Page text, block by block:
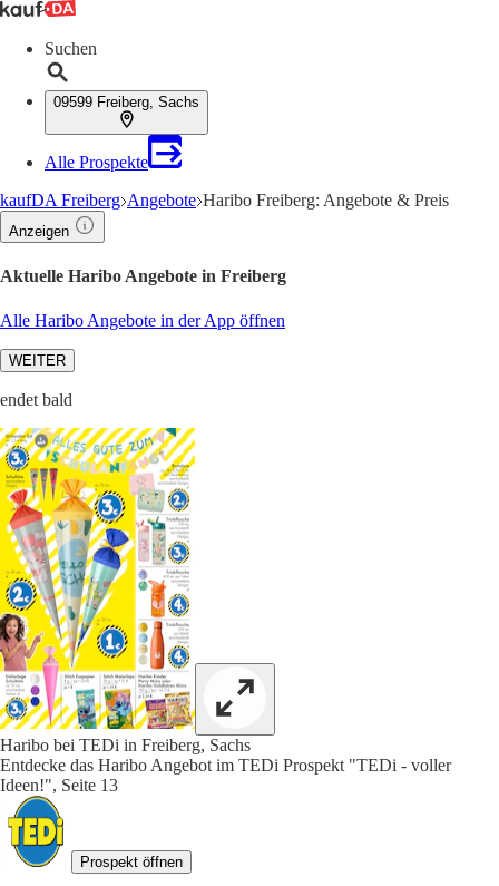
Suchen
09599 Freiberg, Sachs
Alle Prospekte
kaufDA Freiberg Angebote Haribo Freiberg: Angebote & Preis
Anzeigen
Aktuelle Haribo Angebote in Freiberg
Alle Haribo Angebote in der App öffnen
WEITER
endet bald
Haribo bei TEDi in Freiberg, Sachs
Entdecke das Haribo Angebot im TEDi Prospekt "TEDi - voller
Ideen!", Seite 13
Prospekt öffnen